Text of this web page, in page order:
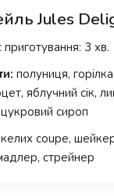
Jules
приготування: 3 хв.
полуниця,
яблучний сік,
цукровий сироп
келих coupe,
стрейнер